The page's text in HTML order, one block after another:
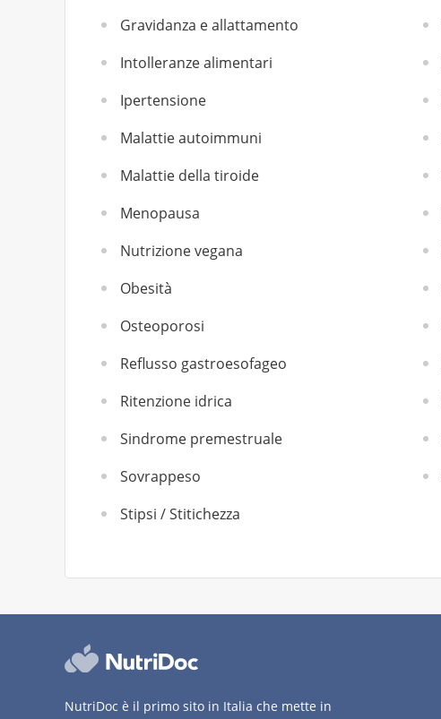
Gravidanza e allattamento
Intolleranze alimentari
Ipertensione
Malattie autoimmuni
Malattie della tiroide
Menopausa
Nutrizione vegana
Obesità
Osteoporosi
Reflusso gastroesofageo
Ritenzione idrica
Sindrome premestruale
Sovrappeso
Stipsi / Stitichezza
NutriDoc è il primo sito in Italia che mette in